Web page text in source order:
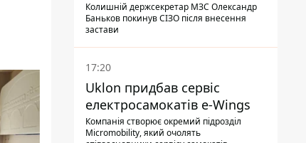
Колишній держсекретар МЗС Олександр
Баньков покинув СІЗО після внесення
застави
17:20
Uklon придбав сервіс
електросамокатів e-Wings
Компанія створює окремий підрозділ
Micromobility, який очолять